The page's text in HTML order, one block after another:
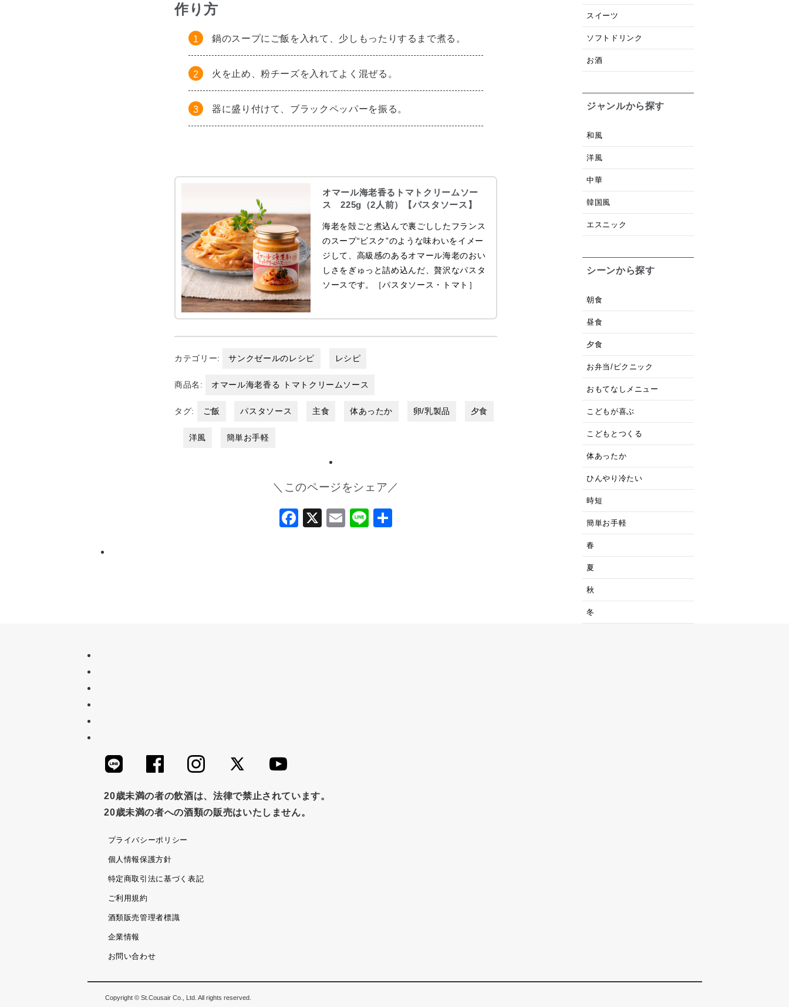
作り方
鍋のスープにご飯を入れて、少しもったりするまで煮る。
火を止め、粉チーズを入れてよく混ぜる。
器に盛り付けて、ブラックペッパーを振る。
オマール海老香るトマトクリームソー
ス 225g（2人前）【パスタソース】
海老を殻ごと煮込んで裏ごししたフランス
のスープ“ビスク”のような味わいをイメー
ジして、高級感のあるオマール海老のおい
しさをぎゅっと詰め込んだ、贅沢なパスタ
ソースです。［パスタソース・トマト］
カテゴリー: サンクゼールのレシピ レシピ
商品名: オマール海老香る トマトクリームソース
タグ: ご飯 パスタソース 主食 体あったか 卵/乳製品 夕食
洋風 簡単お手軽
＼このページをシェア／
Facebook
X Email
Line
スイーツ
ソフトドリンク
お酒
ジャンルから探す
和風
洋風
中華
韓国風
エスニック
シーンから探す
朝食
昼食
夕食
お弁当/ピクニック
おもてなしメニュー
こどもが喜ぶ
こどもとつくる
体あったか
ひんやり冷たい
時短
簡単お手軽
春
夏
秋
冬
20歳未満の者の飲酒は、法律で禁止されています。
20歳未満の者への酒類の販売はいたしません。
プライバシーポリシー
個人情報保護方針
特定商取引法に基づく表記
ご利用規約
酒類販売管理者標識
企業情報
お問い合わせ
Copyright © St.Cousair Co., Ltd. All rights reserved.